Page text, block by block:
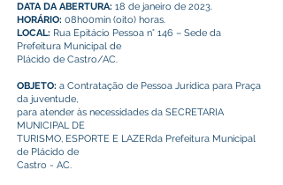
DATA DA ABERTURA: 18 de janeiro de 2023.
HORÁRIO: 08h00min (oito) horas.
LOCAL: Rua Epitácio Pessoa n° 146 – Sede da
Prefeitura Municipal de
Plácido de Castro/AC.
OBJETO: a Contratação de Pessoa Jurídica para Praça
da juventude,
para atender às necessidades da SECRETARIA
MUNICIPAL DE
TURISMO, ESPORTE E LAZERda Prefeitura Municipal
de Plácido de
Castro - AC.